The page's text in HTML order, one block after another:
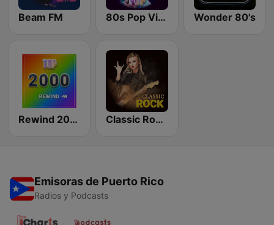
Beam FM 80s Pop Vibes Wonder 80's
Rewind 2000's Classic Rock Station
Emisoras de Puerto Rico
Radios y Podcasts